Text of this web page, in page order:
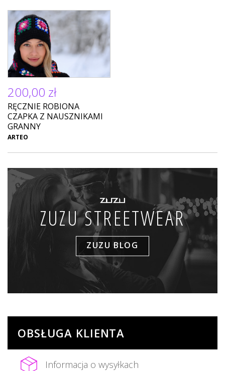
200,00 zł
RĘCZNIE ROBIONA
CZAPKA Z NAUSZNIKAMI
GRANNY
ARTEO
ZUZU STREETWEAR
ZUZU BLOG
OBSŁUGA KLIENTA
Informacja o wysyłkach